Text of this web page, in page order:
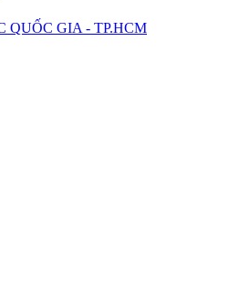
QUỐC GIA - TP.HCM